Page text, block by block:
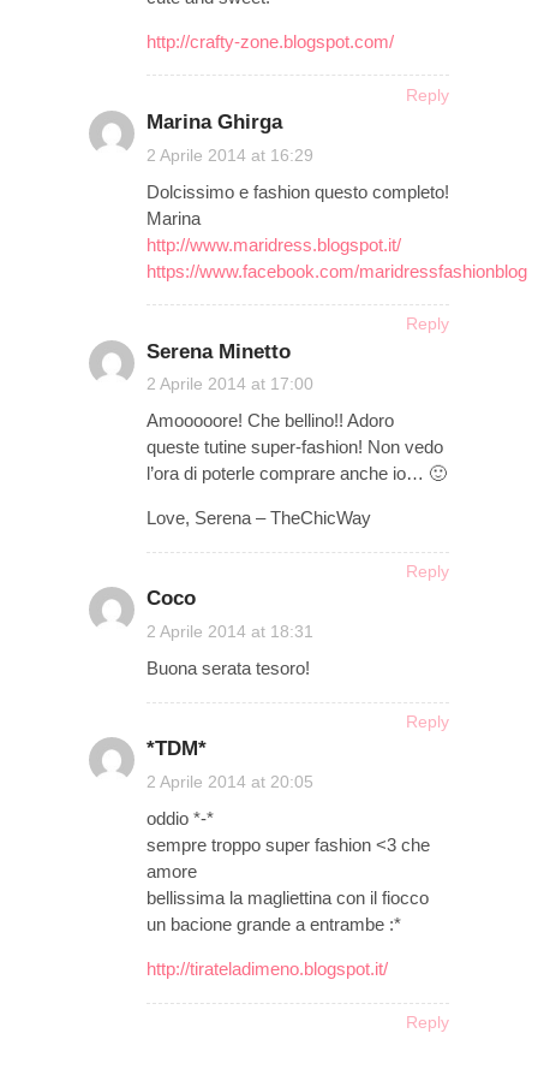
http://crafty-zone.blogspot.com/
Reply
Marina Ghirga
2 Aprile 2014 at 16:29
Dolcissimo e fashion questo completo!
Marina
http://www.maridress.blogspot.it/
https://www.facebook.com/maridressfashionblog
Reply
Serena Minetto
2 Aprile 2014 at 17:00
Amooooore! Che bellino!! Adoro
queste tutine super-fashion! Non vedo
l’ora di poterle comprare anche io… 🙂
Love, Serena – TheChicWay
Reply
Coco
2 Aprile 2014 at 18:31
Buona serata tesoro!
Reply
*TDM*
2 Aprile 2014 at 20:05
oddio *-*
sempre troppo super fashion <3 che
amore
bellissima la magliettina con il fiocco
un bacione grande a entrambe :*
http://tirateladimeno.blogspot.it/
Reply